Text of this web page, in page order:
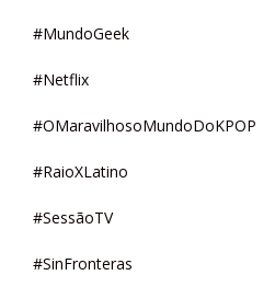
#MundoGeek
#Netflix
#OMaravilhosoMundoDoKPOP
#RaioXLatino
#SessãoTV
#SinFronteras